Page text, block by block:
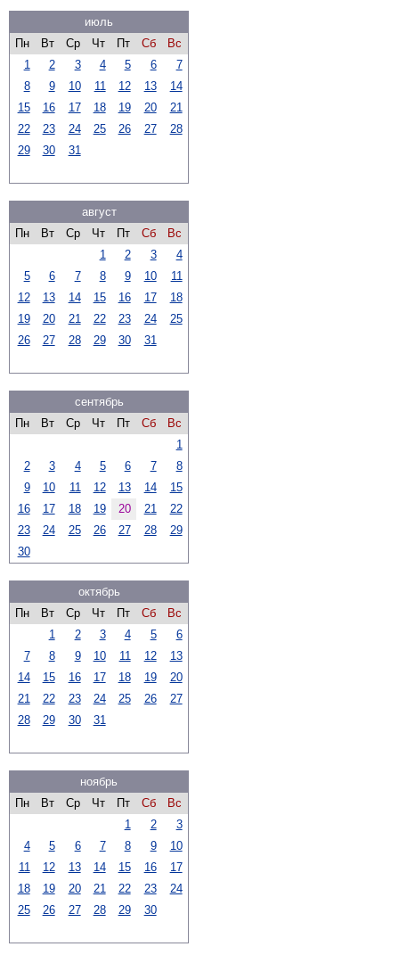
июль
Пн
Вт Ср Чт Пт Сб
Вс
1
2 3 4 5 6
7
8
9 10 11 12 13
14
15
16 17 18 19 20
21
22
23 24 25 26 27
28
29
30 31
август
Пн
Вт Ср Чт Пт Сб
Вс
1
2 3
4
5
6 7 8 9 10
11
12
13 14 15 16 17
18
19
20 21 22 23 24
25
26
27 28 29 30 31
сентябрь
Пн
Вт Ср Чт Пт Сб
Вс
1
2
3 4 5 6 7
8
9
10 11 12 13 14
15
16
17 18 19 20 21
22
23
24 25 26 27 28
29
30
октябрь
Пн
Вт Ср Чт Пт Сб
Вс
1
2 3 4 5
6
7
8 9 10 11 12
13
14
15 16 17 18 19
20
21
22 23 24 25 26
27
28
29 30 31
ноябрь
Пн
Вт Ср Чт Пт Сб
Вс
1
2
3
4
5 6 7 8 9
10
11
12 13 14 15 16
17
18
19 20 21 22 23
24
25
26 27 28 29 30